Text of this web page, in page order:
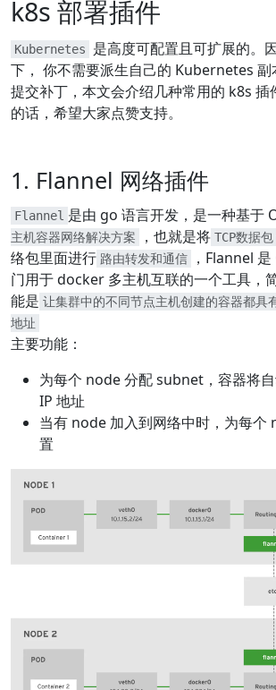
k8s 部署插件
Kubernetes
是高度可配置且可扩展的。
下， 你不需要派生自己的 Kubernetes
提交补丁，本文会介绍几种常用的 k8s 插
的话，希望大家点赞支持。
1. Flannel 网络插件
Flannel 是由 go 语言开发，是一种基于
主机容器网络解决方案
，也就是将 TCP数据包
络包里面进行 路由转发和通信
，Flannel
门用于 docker 多主机互联的一个工具，
能是 让集群中的不同节点主机创建的容器都具
地址
主要功能：
为每个 node 分配 subnet，容器将
IP 地址
当有 node 加入到网络中时，为每个
置